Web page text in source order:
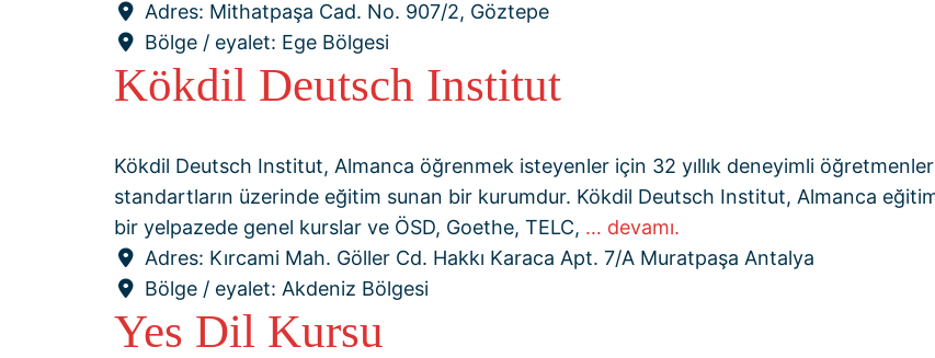
Adres: Mithatpaşa Cad. No. 907/2, Göztepe
Bölge / eyalet: Ege Bölgesi
Kökdil Deutsch Institut
Kökdil Deutsch Institut, Almanca öğrenmek isteyenler için 32 yıllık deneyimli
standartların üzerinde eğitim sunan bir kurumdur. Kökdil Deutsch Institut, Almanca
bir yelpazede genel kurslar ve ÖSD, Goethe, TELC, … devamı.
Adres: Kırcami Mah. Göller Cd. Hakkı Karaca Apt. 7/A Muratpaşa Antalya
Bölge / eyalet: Akdeniz Bölgesi
Yes Dil Kursu